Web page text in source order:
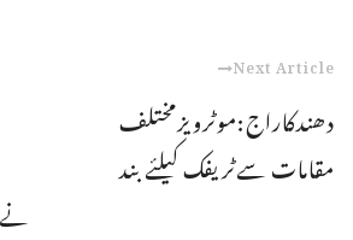
Next Article
دھندکاراج:موٹرویزمختلف
مقامات سےٹریفک کیلئے بند